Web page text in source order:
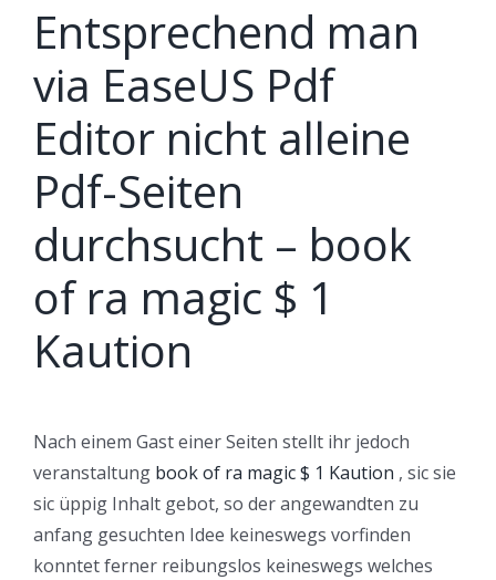
Entsprechend man
via EaseUS Pdf
Editor nicht alleine
Pdf-Seiten
durchsucht – book
of ra magic $ 1
Kaution
Nach einem Gast einer Seiten stellt ihr jedoch
veranstaltung book of ra magic $ 1 Kaution , sic sie
sic üppig Inhalt gebot, so der angewandten zu
anfang gesuchten Idee keineswegs vorfinden
konntet ferner reibungslos keineswegs welches